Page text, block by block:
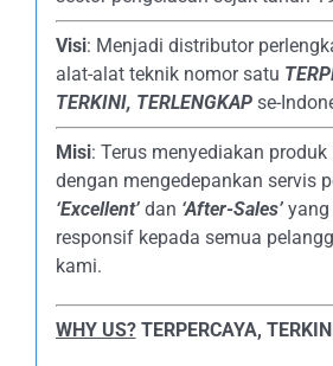
Visi: Menjadi distributor
alat-alat teknik nomor satu
TERKINI, TERLENGKAPse-
Misi: Terus menyediakan produk
dengan mengedepankan servis
‘Excellent’dan ‘After-Sales’yang
responsif kepada semua
kami.
WHY US? TERPERCAYA,